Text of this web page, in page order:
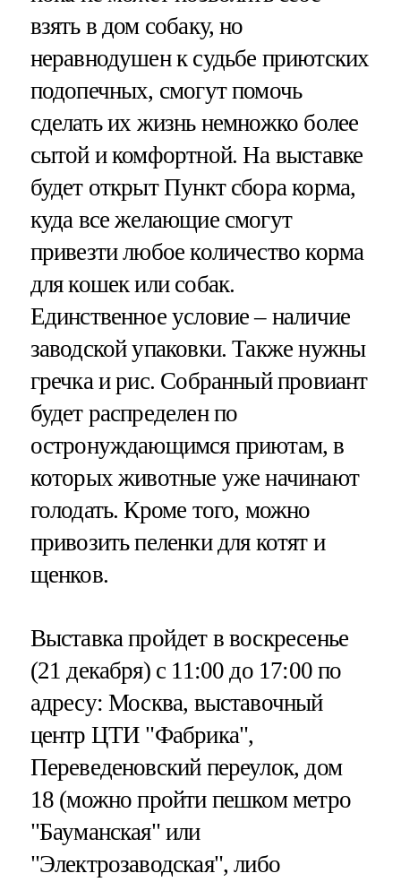
взять в дом собаку, но
неравнодушен к судьбе приютских
подопечных, смогут помочь
сделать их жизнь немножко более
сытой и комфортной. На выставке
будет открыт Пункт сбора корма,
куда все желающие смогут
привезти любое количество корма
для кошек или собак.
Единственное условие – наличие
заводской упаковки. Также нужны
гречка и рис. Собранный провиант
будет распределен по
остронуждающимся приютам, в
которых животные уже начинают
голодать. Кроме того, можно
привозить пеленки для котят и
щенков.
Выставка пройдет в воскресенье
(21 декабря) с 11:00 до 17:00 по
адресу: Москва, выставочный
центр ЦТИ "Фабрика",
Переведеновский переулок, дом
18 (можно пройти пешком метро
"Бауманская" или
"Электрозаводская", либо